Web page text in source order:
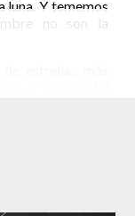
luna. Y tememos
no son la
estos días,
llena, lo que